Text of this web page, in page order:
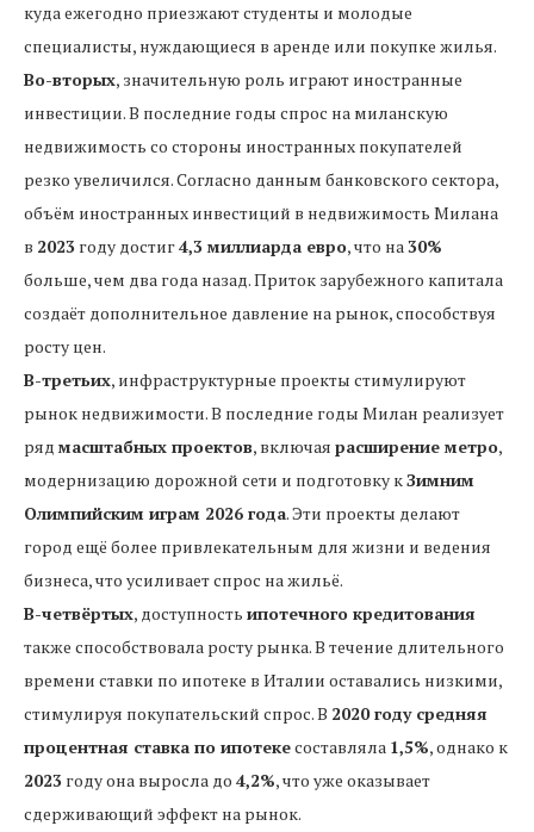
куда ежегодно приезжают студенты и молодые
специалисты, нуждающиеся в аренде или покупке жилья.
Во-вторых, значительную роль играют иностранные
инвестиции. В последние годы спрос на миланскую
недвижимость со стороны иностранных покупателей
резко увеличился. Согласно данным банковского сектора,
объём иностранных инвестиций в недвижимость Милана
в 2023 году достиг4,3 миллиарда евро, что на30%
больше, чем два года назад. Приток зарубежного капитала
создаёт дополнительное давление на рынок, способствуя
росту цен.
В-третьих, инфраструктурные проекты стимулируют
рынок недвижимости. В последние годы Милан реализует
ряд масштабных проектов, включая расширение метро,
модернизацию дорожной сети и подготовку кЗимним
Олимпийским играм 2026 года. Эти проекты делают
город ещё более привлекательным для жизни и ведения
бизнеса, что усиливает спрос на жильё.
В-четвёртых, доступность ипотечного кредитования
также способствовала росту рынка. В течение длительного
времени ставки по ипотеке в Италии оставались низкими,
стимулируя покупательский спрос. В 2020 году средняя
процентная ставка по ипотекесоставляла 1,5%, однако к
2023 году она выросла до 4,2%, что уже оказывает
сдерживающий эффект на рынок.